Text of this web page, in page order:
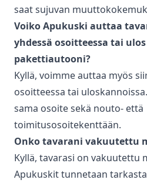
saat sujuvan
Voiko Apukuski auttaa
yhdessä osoitteessa tai
pakettiautooni?
Kyllä, voimme auttaa myös
osoitteessa tai
sama osoite sekä nouto- että
toimitusosoitekenttään.
Onko tavarani vakuutettu
Kyllä, tavarasi on vakuutettu
Apukuskit tunnetaan